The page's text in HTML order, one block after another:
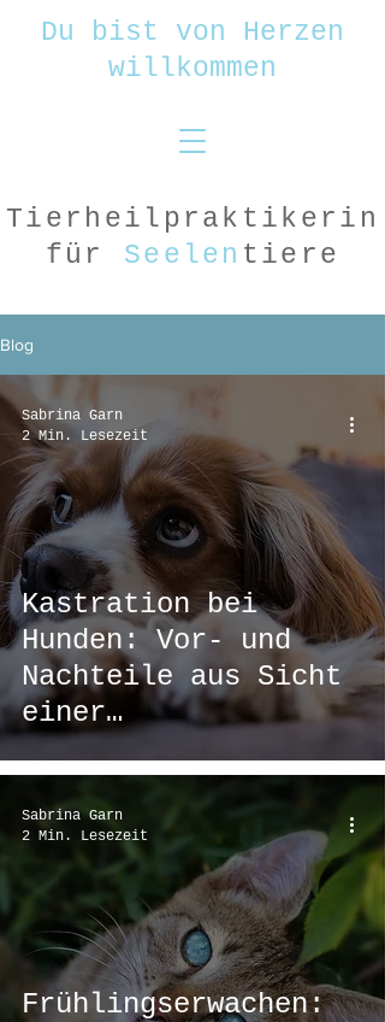
Tierheilpraktikerin
für Seelen tiere
Du bist von Herzen
willkommen
Blog
Kastration bei
Hunden: Vor- und
Nachteile aus Sicht
einer
Sabrina Garn
2 Min. Lesezeit
Frühlingserwachen:
Sabrina Garn
2 Min. Lesezeit